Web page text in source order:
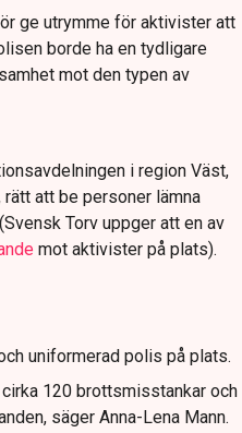
ge utrymme för aktivister att
borde ha en tydligare
mot den typen av
i region Väst,
att be personer lämna
Torv uppger att en av
mot aktivister på plats).
uniformerad polis på plats.
120 brottsmisstankar och
säger Anna-Lena Mann.